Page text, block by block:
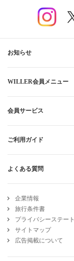
お知らせ
WILLER会員メニュー
会員サービス
ご利用ガイド
よくある質問
企業情報
旅行条件書
プライバシーステー
サイトマップ
広告掲載について